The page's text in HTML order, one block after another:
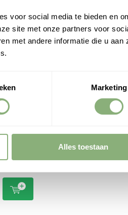
voor social media te bieden en
site met onze partners voor
met andere informatie die u aan
Marketing
Alles toestaan
GU10 Milo 2 Wit